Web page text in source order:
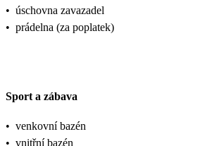
• úschovna zavazadel
• prádelna (za poplatek)
Sport a zábava
• venkovní bazén
• vnitřní bazén